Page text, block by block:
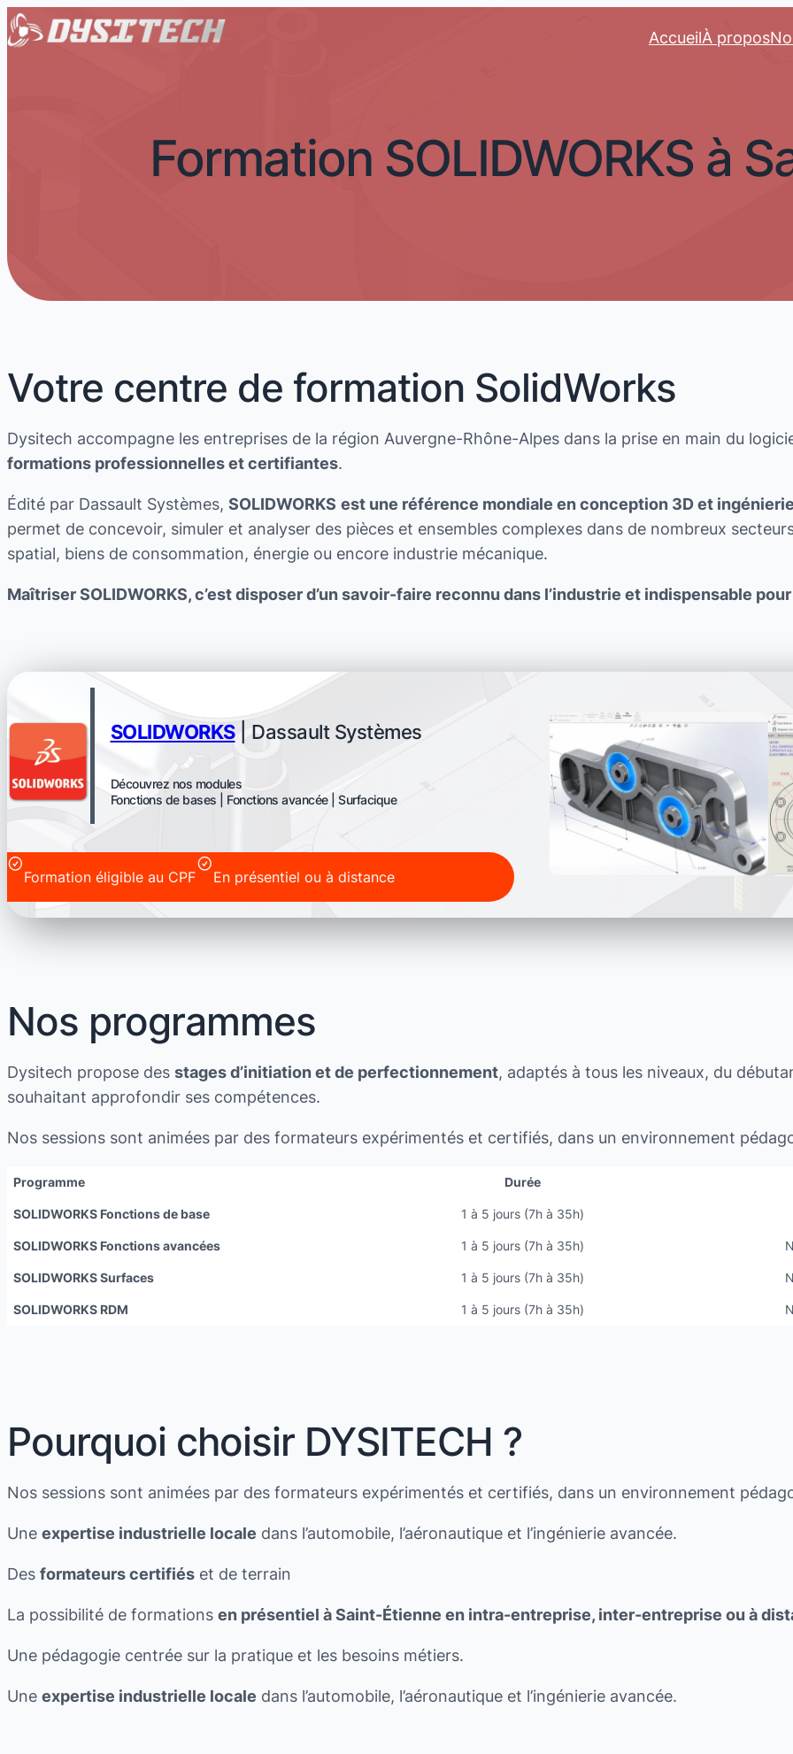
AccueilÀ propos
Formation SOLIDWORKS à
Votre centre de formation SolidWorks
Dysitech accompagne les entreprises de la région Auvergne-Rhône-Alpes dans la prise en main du
formations professionnelles et certifiantes.
Édité par Dassault Systèmes, SOLIDWORKS est une référence mondiale en conception 3D et
permet de concevoir, simuler et analyser des pièces et ensembles complexes dans de nombreux
spatial, biens de consommation, énergie ou encore industrie mécanique.
MaîtriserSOLIDWORKS, c’est disposer d’un savoir-faire reconnu dans l’industrie et indispensable
SOLIDWORKS| Dassault Systèmes
Découvrez nos modules
Fonctions de bases | Fonctions avancée | Surfacique
Formation éligible au CPF En présentiel ou à distance
Nos programmes
Dysitech propose des stages d’initiation et de perfectionnement, adaptés à tous les niveaux, du
souhaitant approfondir ses compétences.
Nos sessions sont animées par des formateurs expérimentés et certifiés, dans un environnement
Programme Durée
SOLIDWORKS Fonctions de base 1 à 5 jours (7h à 35h)
SOLIDWORKS Fonctions avancées 1 à 5 jours (7h à 35h)
SOLIDWORKSSurfaces 1 à 5 jours (7h à 35h)
SOLIDWORKS RDM 1 à 5 jours (7h à 35h)
Pourquoi choisir DYSITECH ?
Nos sessions sont animées par des formateurs expérimentés et certifiés, dans un environnement
Une expertise industrielle locale dans l’automobile, l’aéronautique et l’ingénierie avancée.
Des formateurs certifiés et de terrain
La possibilité de formations en présentiel à Saint-Étienne en intra-entreprise, inter-entreprise ou à
Une pédagogie centrée sur la pratique et les besoins métiers.
Une expertise industrielle locale dans l’automobile, l’aéronautique et l’ingénierie avancée.